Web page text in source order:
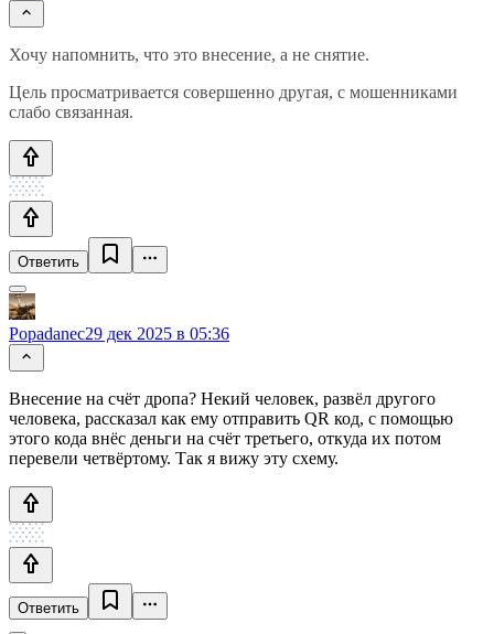
Хочу напомнить, что это внесение, а не снятие.
Цель просматривается совершенно другая, с мошенниками
слабо связанная.
Ответить
Popadanec29 дек 2025 в 05:36
Внесение на счёт дропа? Некий человек, развёл другого
человека, рассказал как ему отправить QR код, с помощью
этого кода внёс деньги на счёт третьего, откуда их потом
перевели четвёртому. Так я вижу эту схему.
Ответить